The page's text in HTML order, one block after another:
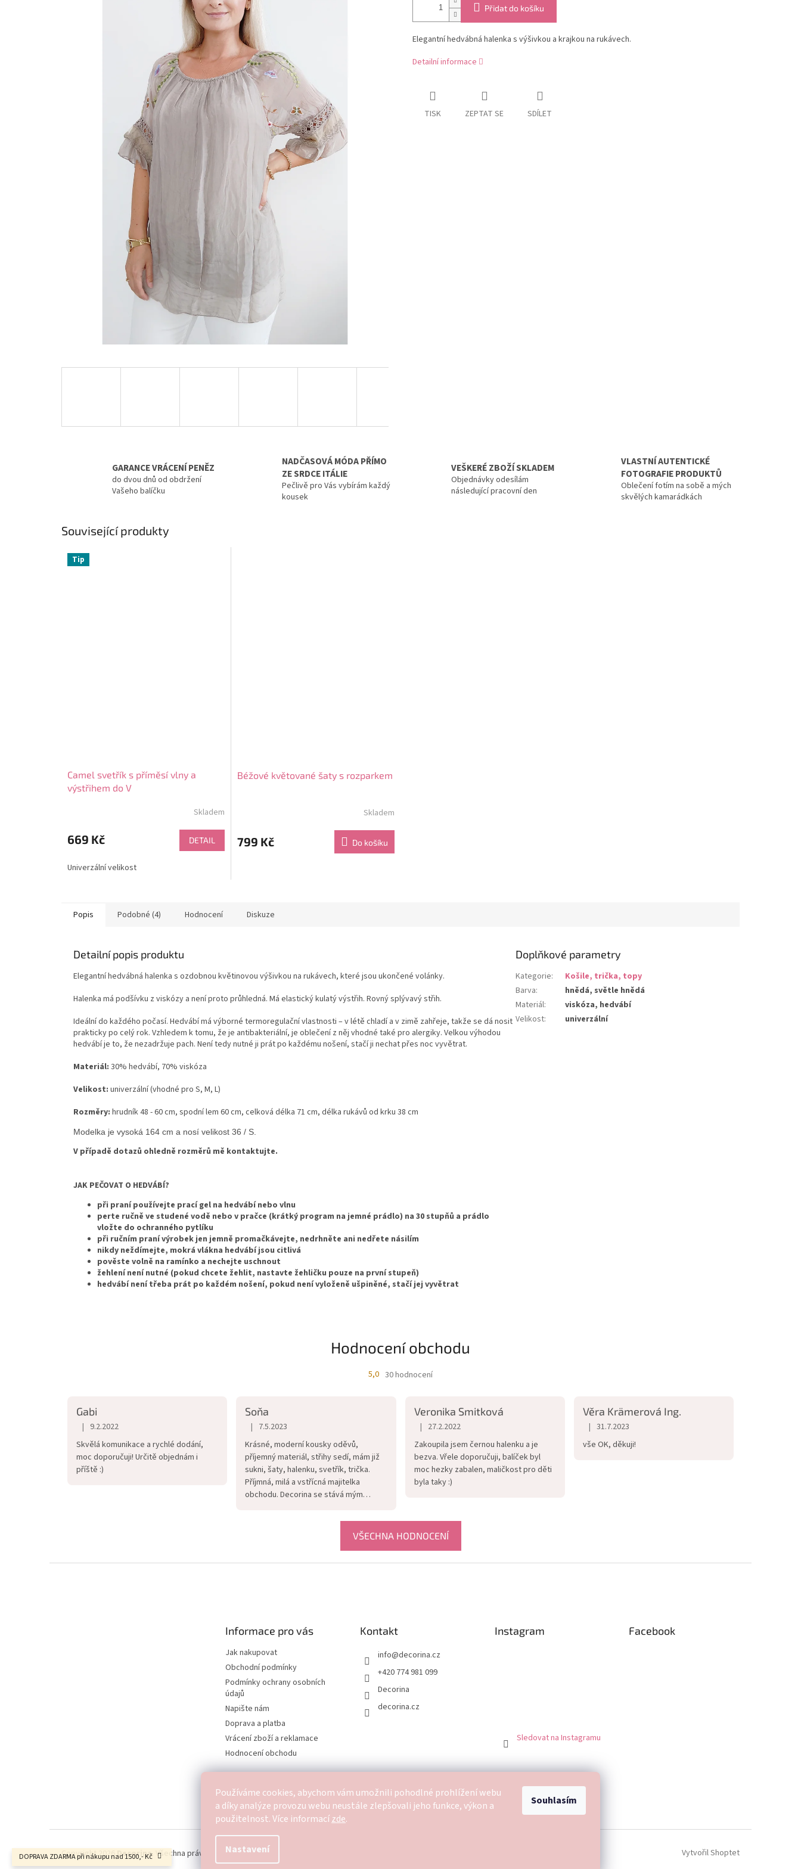
Používáme cookies, abychom vám umožnili pohodlné prohlížení webu
a díky analýze provozu webu neustále zlepšovali jeho funkce, výkon a
použitelnost.Více informacízde.
Nastavení
Souhlasím
DOPRAVA ZDARMA při nákupu nad 1500,- Kč
Přidat do košíku
Elegantní hedvábná halenka s výšivkou a krajkou na rukávech.
Detailní informace
TISK ZEPTAT SE SDÍLET
GARANCE VRÁCENÍ PENĚZ
do dvou dnů od obdržení
Vašeho balíčku
NADČASOVÁ MÓDA PŘÍMO
ZE SRDCE ITÁLIE
Pečlivě pro Vás vybírám každý
kousek
VEŠKERÉ ZBOŽÍ SKLADEM
Objednávky odesílám
následující pracovní den
VLASTNÍ AUTENTICKÉ
FOTOGRAFIE PRODUKTŮ
Oblečení fotím na sobě a mých
skvělých kamarádkách
Související produkty
Tip
Camel svetřík s příměsí vlny a
výstřihem do V
produktu
je
z
Skladem
669 Kč DETAIL
Univerzální velikost
Béžové květované šaty s rozparkem
Skladem
799 Kč Do košíku
Popis Podobné (4) Hodnocení Diskuze
Detailní popis produktu
Elegantní hedvábná halenka s ozdobnou květinovou výšivkou na rukávech, které jsou ukončené volánky.
Halenka má podšívku z viskózy a není proto průhledná. Má elastický kulatý výstřih. Rovný splývavý střih.
Ideální do každého počasí. Hedvábí má výborné termoregulační vlastnosti – v létě chladí a v zimě zahřeje, takže se dá nosit
prakticky po celý rok. Vzhledem k tomu, že je antibakteriální, je oblečení z něj vhodné také pro alergiky. Velkou výhodou
hedvábí je to, že nezadržuje pach. Není tedy nutné ji prát po každému nošení, stačí ji nechat přes noc vyvětrat.
Materiál: 30% hedvábí, 70% viskóza
Velikost: univerzální (vhodné pro S, M, L)
Rozměry: hrudník 48 - 60 cm, spodní lem 60 cm, celková délka 71 cm, délka rukávů od krku 38 cm
Modelka je vysoká 164 cm a nosí velikost 36 / S.
V případě dotazů ohledně rozměrů mě kontaktujte.
JAK PEČOVAT O HEDVÁBÍ?
při praní používejte prací gel na hedvábí nebo vlnu
perte ručně ve studené vodě nebo v pračce (krátký program na jemné prádlo) na 30 stupňů a prádlo
vložte do ochranného pytlíku
při ručním praní výrobek jen jemně promačkávejte, nedrhněte ani nedřete násilím
nikdy neždímejte, mokrá vlákna hedvábí jsou citlivá
pověste volně na ramínko a nechejte uschnout
žehlení není nutné (pokud chcete žehlit, nastavte žehličku pouze na první stupeň)
hedvábí není třeba prát po každém nošení, pokud není vyloženě ušpiněné, stačí jej vyvětrat
Doplňkové parametry
Kategorie:
Košile, trička, topy
Barva:
hnědá, světle hnědá
Materiál:
viskóza, hedvábí
Velikost: univerzální
Hodnocení obchodu
5,0 Průměrné
hvězdiček.
30 hodnocení
Gabi
Hodnocení obchodu je 5 z 5 hvězdiček.
| 9.2.2022
Skvělá komunikace a rychlé dodání,
moc doporučuji! Určitě objednám i
příště :)
Soňa
Hodnocení obchodu je 5 z 5 hvězdiček.
| 7.5.2023
Krásné, moderní kousky oděvů,
příjemný materiál, střihy sedí, mám již
sukni, šaty, halenku, svetřík, trička.
Příjmná, milá a vstřícná majitelka
obchodu. Decorina se stává mým
Veronika Smitková
Hodnocení obchodu je 5 z 5 hvězdiček.
| 27.2.2022
Zakoupila jsem černou halenku a je
bezva. Vřele doporučuji, balíček byl
moc hezky zabalen, maličkost pro děti
byla taky :)
Věra Krämerová Ing.
Hodnocení obchodu je 5 z 5 hvězdiček.
| 31.7.2023
vše OK, děkuji!
VŠECHNA HODNOCENÍ
Informace pro vás
Jak nakupovat
Obchodní podmínky
Podmínky ochrany osobních
údajů
Napište nám
Doprava a platba
Vrácení zboží a reklamace
Hodnocení obchodu
Kontakt
info@decorina.cz
+420 774 981 099
Decorina
decorina.cz
Instagram
Sledovat na Instagramu
Facebook
SLEDUJTE NOVÁ VIDEA V SOUKROMÉ FB SKUPINĚ
Vytvořil Shoptet
Copyright 2026Decorina. Všechna práva vyhrazena.